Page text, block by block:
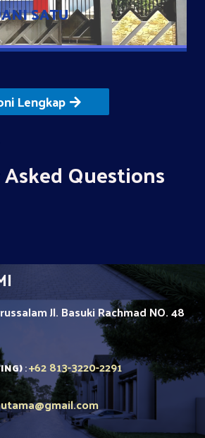
SATU
Lengkap
Questions
Jl. Basuki Rachmad NO. 48
:+62 813-3220-2291
@gmail.com